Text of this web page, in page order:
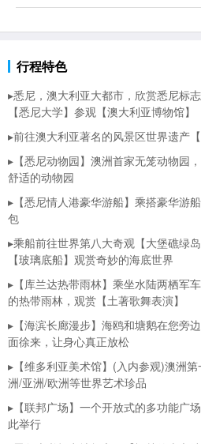
行程特色
▸悉尼， 澳大利亚大都市，欣赏悉尼标
【悉尼大学】参观【澳大利亚博物馆】
▸前往澳大利亚著名的风景区世界遗产
▸【悉尼动物园】 澳洲首家无笼动物园
舒适的动物园
▸【悉尼情人港豪华游船】乘搭豪华游
包
▸乘船前往世界第八大奇观【大堡礁绿
【玻璃底船】观赏奇妙的海底世界
▸【库兰达热带雨林】乘坐水陆两栖军
的热带雨林，观赏【土著歌舞表演】
▸【海滨长廊漫步】海鸥和塘鹅在您旁
面徐来，让身心真正放松
▸【维多利亚美术馆】(入内参观)澳洲
洲/亚洲/欧洲等世界艺术珍品
▸【联邦广场】一个开放式的多功能广场
此举行